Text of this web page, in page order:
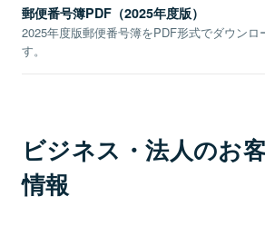
郵便番号簿PDF（2025年度版）
2025年度版郵便番号簿をPDF形式でダウンロ
す。
ビジネス・法人のお
情報